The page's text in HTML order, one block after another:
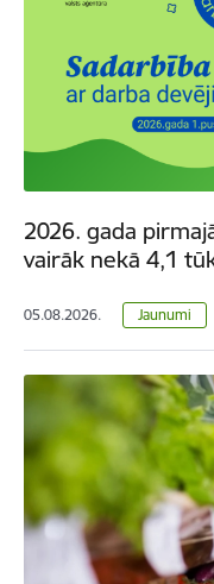
2026. gada
vairāk nekā 4,1
05.08.2026. Jaunumi